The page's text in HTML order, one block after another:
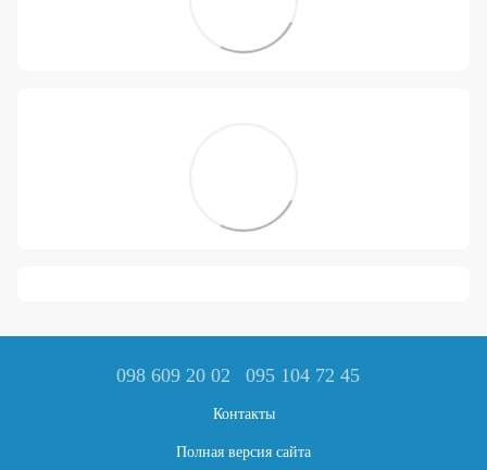
098 609 20 02 095 104 72 45
Контакты
Полная версия сайта